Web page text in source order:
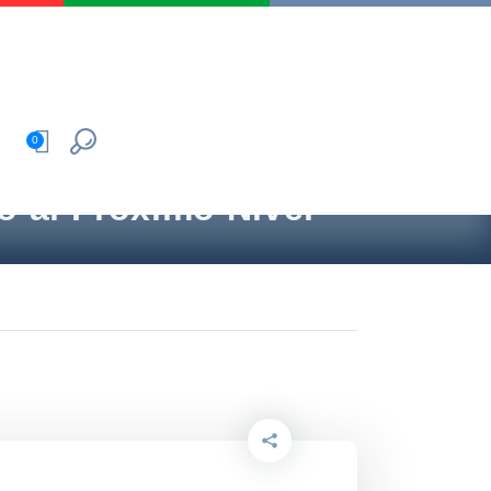
0
al Próximo Nivel